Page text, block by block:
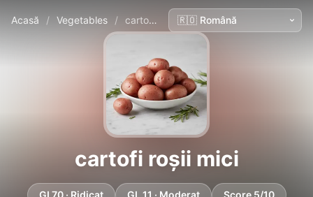
Acasă / Vegetables / cartofi roșii mici
cartofi roșii mici
GI 70 · Ridicat GL 11 · Moderat Score 5/10